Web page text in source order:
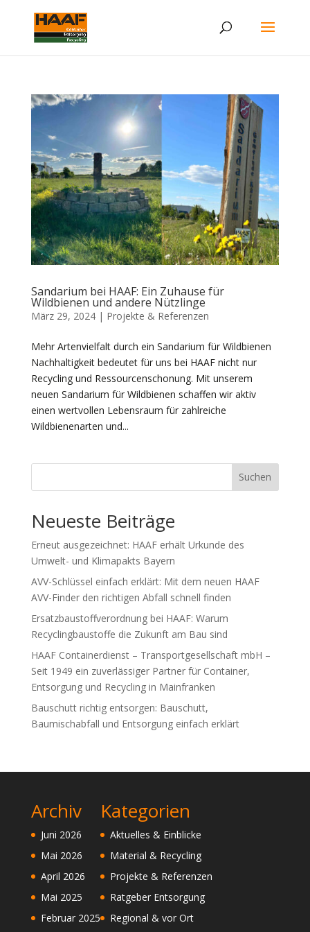
Sandarium bei HAAF: Ein Zuhause für
Wildbienen und andere Nützlinge
März 29, 2024| Projekte & Referenzen
Mehr Artenvielfalt durch ein Sandarium für Wildbienen
Nachhaltigkeit bedeutet für uns bei HAAF nicht nur
Recycling und Ressourcenschonung. Mit unserem
neuen Sandarium für Wildbienen schaffen wir aktiv
einen wertvollen Lebensraum für zahlreiche
Wildbienenarten und...
Suchen
Neueste Beiträge
Erneut ausgezeichnet: HAAF erhält Urkunde des
Umwelt- und Klimapakts Bayern
AVV-Schlüssel einfach erklärt: Mit dem neuen HAAF
AVV-Finder den richtigen Abfall schnell finden
Ersatzbaustoffverordnung bei HAAF: Warum
Recyclingbaustoffe die Zukunft am Bau sind
HAAF Containerdienst – Transportgesellschaft mbH –
Seit 1949 ein zuverlässiger Partner für Container,
Entsorgung und Recycling in Mainfranken
Bauschutt richtig entsorgen: Bauschutt,
Baumischabfall und Entsorgung einfach erklärt
Archiv
Juni 2026
Mai 2026
April 2026
Mai 2025
Februar 2025
Kategorien
Aktuelles & Einblicke
Material & Recycling
Projekte & Referenzen
Ratgeber Entsorgung
Regional & vor Ort